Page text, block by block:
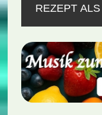
REZEPT